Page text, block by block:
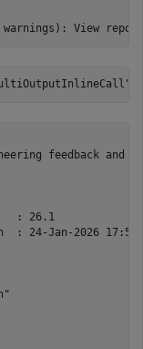
feedback and
: 26.1
: 24-Jan-2026